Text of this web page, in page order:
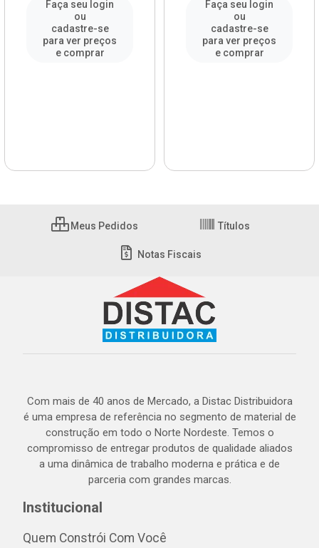
Faça seu login
ou
cadastre-se
para ver preços
e comprar
Faça seu login
ou
cadastre-se
para ver preços
e comprar
Meus Pedidos Títulos
Notas Fiscais
Com mais de 40 anos de Mercado, a Distac Distribuidora
é uma empresa de referência no segmento de material de
construção em todo o Norte Nordeste. Temos o
compromisso de entregar produtos de qualidade aliados
a uma dinâmica de trabalho moderna e prática e de
parceria com grandes marcas.
Institucional
Quem Constrói Com Você